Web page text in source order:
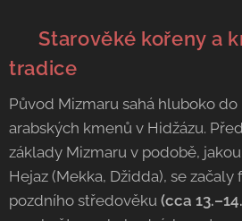
🇸🇦 Starověké kořeny a
tradice
Původ Mizmaru sahá hluboko
arabských kmenů v Hidžázu.
základy Mizmaru v podobě,
Hejaz (Mekka, Džidda), se
pozdního středověku (cca